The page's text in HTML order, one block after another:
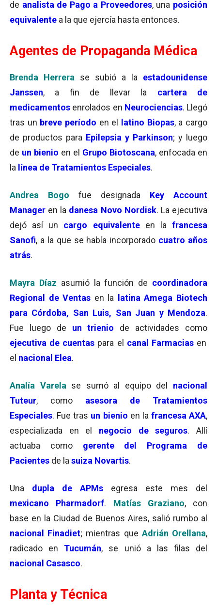
de analista de Pago a Proveedores, una posición
equivalente a la que ejercía hasta entonces.
Agentes de Propaganda Médica
Brenda Herrera se subió a la estadounidense
Janssen, a fin de llevar la cartera de
medicamentos enrolados en Neurociencias. Llegó
tras un breve período en el latino Biopas, a cargo
de productos para Epilepsia y Parkinson; y luego
de un bienio en el Grupo Biotoscana, enfocada en
la línea de Tratamientos Especiales.
Andrea Bogo fue designada Key Account
Manager en la danesa Novo Nordisk. La ejecutiva
dejó así un cargo equivalenteen la francesa
Sanofi, a la que se había incorporado cuatro años
atrás.
Mayra Díaz asumió la función de coordinadora
Regional de Ventas en la
latina Amega Biotech
para Córdoba, San Luis, San Juan y Mendoza.
Fue luego de un trienio de actividades como
ejecutiva de cuentas para el canal Farmacias en
el nacional Elea.
Analía Varela se sumó al equipo del
nacional
Tuteur, como asesora de Tratamientos
Especiales. Fue tras un bienio en la francesa AXA,
especializada en el negocio de seguros. Allí
actuaba comogerente del Programa de
Pacientes de la suiza Novartis.
Una dupla de APMs egresa este mes del
mexicano Pharmadorf. Matías Graziano, con
base en la Ciudad de Buenos Aires, salió rumbo al
nacional
Finadiet; mientras que Adrián Orellana,
radicado en Tucumán, se unió a las filas del
nacional Casasco.
Planta y Técnica